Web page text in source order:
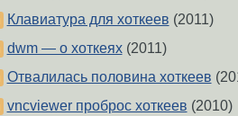
Клавиатура для хоткеев (2011)
dwm — о хоткеях(2011)
Отвалилась половина хоткеев
vncviewer проброс хоткеев (2010)